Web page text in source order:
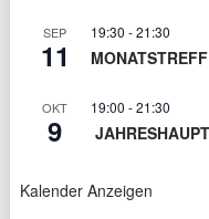
SEP
11
19:30 -21:30
OKT
9
19:00 -21:30
Kalender Anzeigen